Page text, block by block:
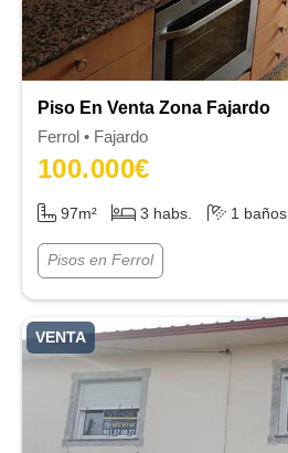
Piso En Venta Zona Fajardo
100.000€
97m² 3 habs. 1 baños
Ferrol Fajardo
Pisos en Ferrol
VENTA